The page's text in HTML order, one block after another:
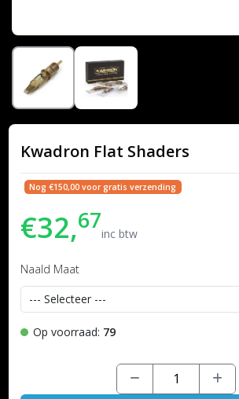
Kwadron Flat Shaders
Nog €150,00 voor gratis verzending
€32,67inc btw
Naald Maat
Op voorraad: 79